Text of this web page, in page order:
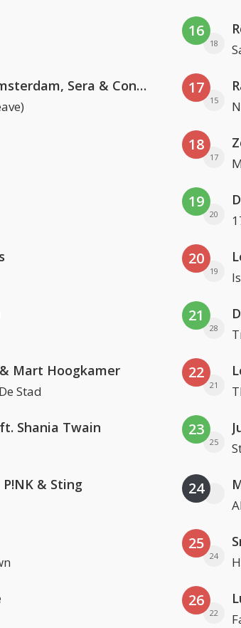
Kris Kross Amsterdam, Sera & Conor Maynard
Mart Hoogkamer
Stad
Shania Twain
& Sting
16
18
17
15
18
17
19
20
20
19
21
28
22
21
23
25
24
25
24
26
22